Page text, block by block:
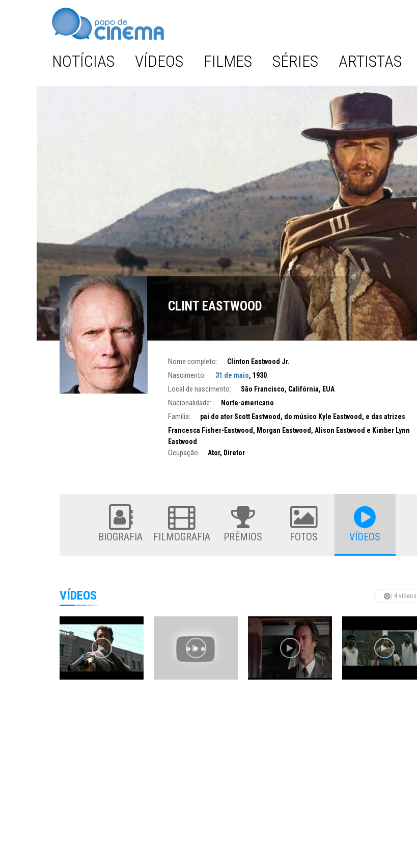
NOTÍCIAS VÍDEOS FILMES SÉRIES ARTISTAS
CLINT EASTWOOD
Nome completo: Clinton Eastwood Jr.
Nascimento: 31 de maio, 1930
Local de nascimento: São Francisco, Califórnia, EUA
Nacionalidade: Norte-americano
Família:
pai do ator Scott Eastwood, do músico Kyle Eastwood, e das atrizes
Francesca Fisher-Eastwood, Morgan Eastwood, Alison Eastwood e Kimber Lynn
Eastwood
Ocupação Ator, Diretor
BIOGRAFIA FILMOGRAFIA PRÊMIOS FOTOS VÍDEOS
VÍDEOS 4 vídeos